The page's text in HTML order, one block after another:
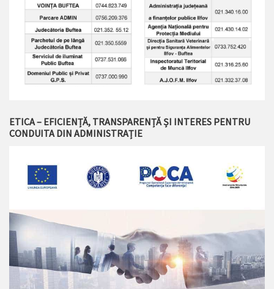
ETICA – EFICIENȚĂ, TRANSPARENȚĂ ȘI INTERES PENTRU
CONDUITA DIN ADMINISTRAȚIE